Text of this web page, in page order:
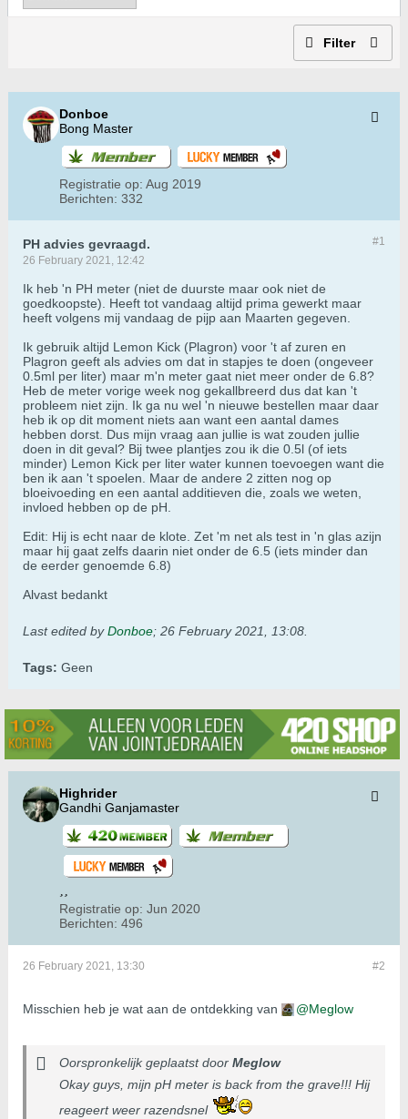
Filter
Donboe
Bong Master
Registratie op: Aug 2019
Berichten: 332
#1
PH advies gevraagd.
26 February 2021, 12:42
Ik heb 'n PH meter (niet de duurste maar ook niet de
goedkoopste). Heeft tot vandaag altijd prima gewerkt maar
heeft volgens mij vandaag de pijp aan Maarten gegeven.
Ik gebruik altijd Lemon Kick (Plagron) voor 't af zuren en
Plagron geeft als advies om dat in stapjes te doen (ongeveer
0.5ml per liter) maar m'n meter gaat niet meer onder de 6.8?
Heb de meter vorige week nog gekallbreerd dus dat kan 't
probleem niet zijn. Ik ga nu wel 'n nieuwe bestellen maar daar
heb ik op dit moment niets aan want een aantal dames
hebben dorst. Dus mijn vraag aan jullie is wat zouden jullie
doen in dit geval? Bij twee plantjes zou ik die 0.5l (of iets
minder) Lemon Kick per liter water kunnen toevoegen want die
ben ik aan 't spoelen. Maar de andere 2 zitten nog op
bloeivoeding en een aantal additieven die, zoals we weten,
invloed hebben op de pH.
Edit: Hij is echt naar de klote. Zet 'm net als test in 'n glas azijn
maar hij gaat zelfs daarin niet onder de 6.5 (iets minder dan
de eerder genoemde 6.8)
Alvast bedankt
Last edited byDonboe; 26 February 2021, 13:08
Tags: Geen
Highrider
Gandhi Ganjamaster
Registratie op: Jun 2020
Berichten: 496
#2
26 February 2021, 13:30
Misschien heb je wat aan de ontdekking van Meglow
Oorspronkelijk geplaatst door Meglow
Okay guys, mijn pH meter is back from the grave!!! Hij
reageert weer razendsnel